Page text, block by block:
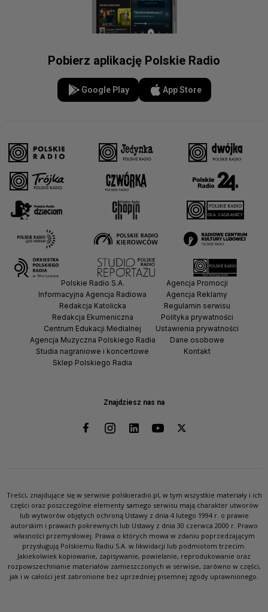
Pobierz aplikację Polskie Radio
Google Play App Store
Znajdziesz nas na
Polskie Radio S.A.
Informacyjna Agencja Radiowa
Redakcja Katolicka
Redakcja Ekumeniczna
Centrum Edukacji Medialnej
Agencja Muzyczna Polskiego Radia
Studia nagraniowe i koncertowe
Sklep Polskiego Radia
Agencja Promocji
Agencja Reklamy
Regulamin serwisu
Polityka prywatności
Ustawienia prywatności
Dane osobowe
Kontakt
Treści, znajdujące się w serwisie polskieradio.pl, w tym wszystkie materiały i ich
części oraz poszczególne elementy samego serwisu mają charakter utworów
lub wytworów objętych ochroną Ustawy z dnia 4 lutego 1994 r. o prawie
autorskim i prawach pokrewnych lub Ustawy z dnia 30 czerwca 2000 r. Prawo
własności przemysłowej. Prawa o których mowa w zdaniu poprzedzającym
przysługują Polskiemu Radiu S.A. w likwidacji lub podmiotom trzecim.
Jakiekolwiek kopiowanie, zapisywanie, powielanie, reprodukowanie oraz
rozpowszechnianie materiałów zamieszczonych w serwisie, zarówno w części,
jak i w całości jest zabronione bez uprzedniej pisemnej zgody uprawnionego.